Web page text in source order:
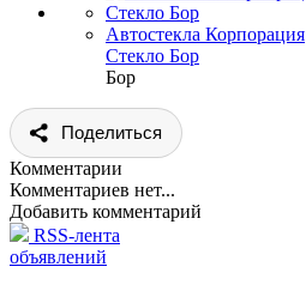
Автостекла Корпорация
Стекло Бор
Бор
Поделиться
Комментарии
Комментариев нет...
Добавить комментарий
RSS-лента
объявлений